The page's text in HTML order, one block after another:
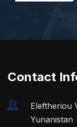
Contact
Eleftheriou
Yunanistan